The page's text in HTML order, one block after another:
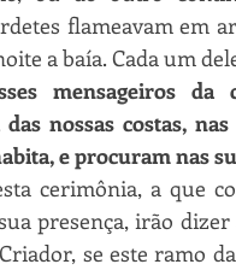
flameavam em
a baía. Cada um
mensageiros da
nossas costas,
e procuram nas
cerimônia, a que
presença, irão
se este ramo